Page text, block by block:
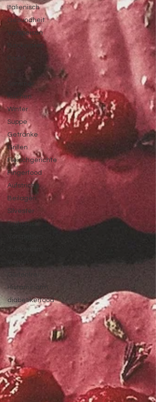
Italienisch
Gesundheit
Vorspeisen
Backwaren
Pasta
Kuchen
Winter
Suppe
Getränke
Grillen
Fleischgerichte
Fingerfood
Aufstriche
Beilagen
Silvester
Frühstück
Glutenfrei
Histaminarm
diabetikerfood